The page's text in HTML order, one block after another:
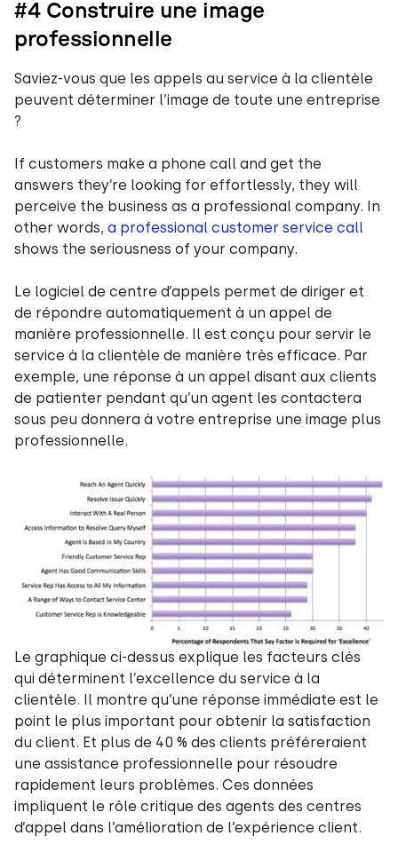
#4 Construire une image
professionnelle
Saviez-vous que les appels au service à la clientèle
peuvent déterminer l’image de toute une entreprise
?
If customers make a phone call and get the
answers they’re looking for effortlessly, they will
perceive the business as a professional company. In
other words, a professional customer service call
shows the seriousness of your company.
Le logiciel de centre d’appels permet de diriger et
de répondre automatiquement à un appel de
manière professionnelle. Il est conçu pour servir le
service à la clientèle de manière très efficace. Par
exemple, une réponse à un appel disant aux clients
de patienter pendant qu’un agent les contactera
sous peu donnera à votre entreprise une image plus
professionnelle.
Le graphique ci-dessus explique les facteurs clés
qui déterminent l’excellence du service à la
clientèle. Il montre qu’une réponse immédiate est le
point le plus important pour obtenir la satisfaction
du client. Et plus de 40 % des clients préféreraient
une assistance professionnelle pour résoudre
rapidement leurs problèmes. Ces données
impliquent le rôle critique des agents des centres
d’appel dans l’amélioration de l’expérience client.